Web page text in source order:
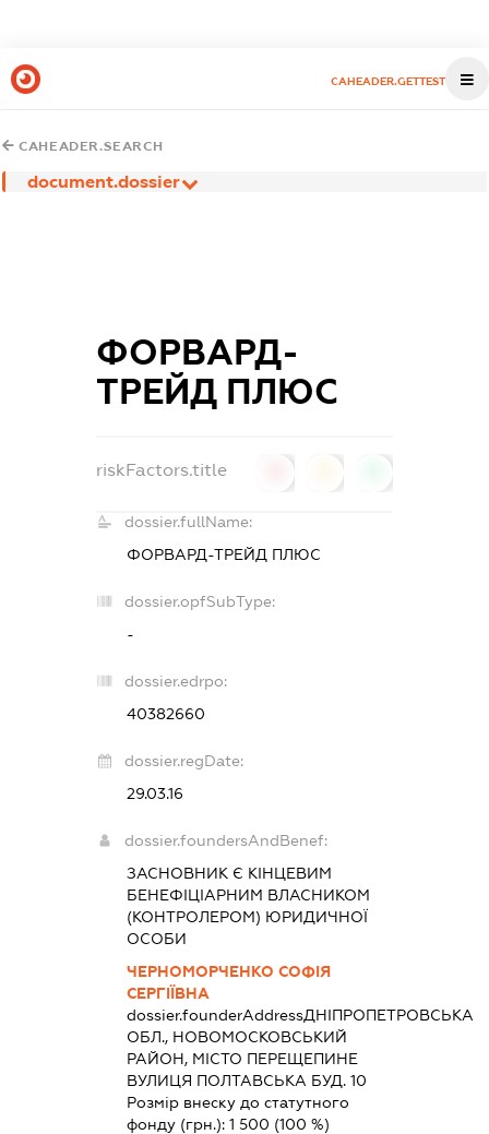
CAHEADER.GETTEST
CAHEADER.SEARCH
document.dossier
ФОРВАРД-
ТРЕЙД ПЛЮС
riskFactors.title
dossier.fullName:
ФОРВАРД-ТРЕЙД ПЛЮС
dossier.opfSubType:
-
dossier.edrpo:
40382660
dossier.regDate:
29.03.16
dossier.foundersAndBenef:
ЗАСНОВНИК Є КІНЦЕВИМ
БЕНЕФІЦІАРНИМ ВЛАСНИКОМ
(КОНТРОЛЕРОМ) ЮРИДИЧНОЇ
ОСОБИ
ЧЕРНОМОРЧЕНКО СОФІЯ
СЕРГІЇВНА
dossier.founderAddressДНІПРОПЕТРОВСЬКА
ОБЛ., НОВОМОСКОВСЬКИЙ
РАЙОН, МІСТО ПЕРЕЩЕПИНЕ
ВУЛИЦЯ ПОЛТАВСЬКА БУД. 10
Розмір внеску до статутного
фонду (грн.): 1 500 (100 %)